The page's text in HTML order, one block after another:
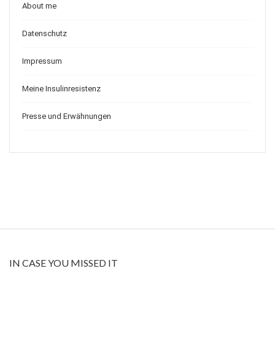
About me
Datenschutz
Impressum
Meine Insulinresistenz
Presse und Erwähnungen
IN CASE YOU MISSED IT